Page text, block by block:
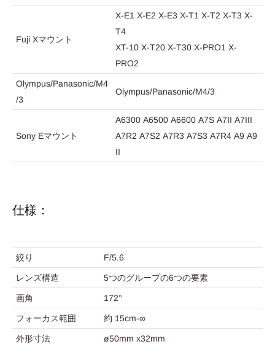
Fuji Xマウント
X-E1 X-E2 X-E3 X-T1 X-T2 X-T3 X-
T4
XT-10 X-T20 X-T30 X-PRO1 X-
PRO2
Olympus/Panasonic/M4
/3
Olympus/Panasonic/M4/3
Sony Eマウント
A6300 A6500 A6600 A7S A7II A7III
A7R2 A7S2 A7R3 A7S3 A7R4 A9 A9
II
仕様：
絞り F/5.6
レンズ構造 5つのグループの6つの要素
画角 172°
フォーカス範囲 約 15cm-∞
外形寸法 ø50mm x32mm